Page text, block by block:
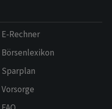
E-Rechner
Börsenlexikon
Sparplan
Vorsorge